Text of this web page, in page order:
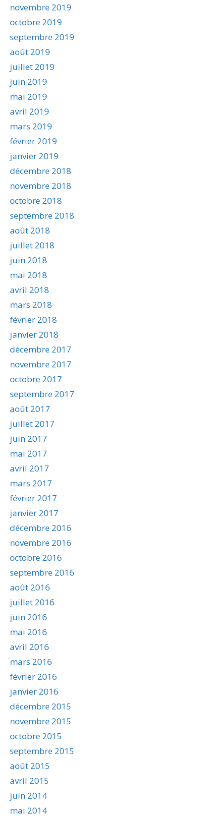
novembre 2019
octobre 2019
septembre 2019
août 2019
juillet 2019
juin 2019
mai 2019
avril 2019
mars 2019
février 2019
janvier 2019
décembre 2018
novembre 2018
octobre 2018
septembre 2018
août 2018
juillet 2018
juin 2018
mai 2018
avril 2018
mars 2018
février 2018
janvier 2018
décembre 2017
novembre 2017
octobre 2017
septembre 2017
août 2017
juillet 2017
juin 2017
mai 2017
avril 2017
mars 2017
février 2017
janvier 2017
décembre 2016
novembre 2016
octobre 2016
septembre 2016
août 2016
juillet 2016
juin 2016
mai 2016
avril 2016
mars 2016
février 2016
janvier 2016
décembre 2015
novembre 2015
octobre 2015
septembre 2015
août 2015
avril 2015
juin 2014
mai 2014